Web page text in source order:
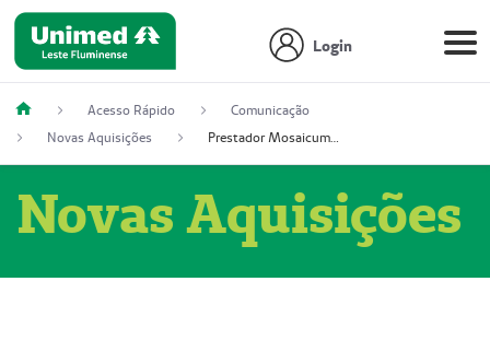
Login
Acesso Rápido
Comunicação
Novas Aquisições
Prestador Mosaicum Espaço Clínico Eireli (51004355-5)
Novas Aquisições